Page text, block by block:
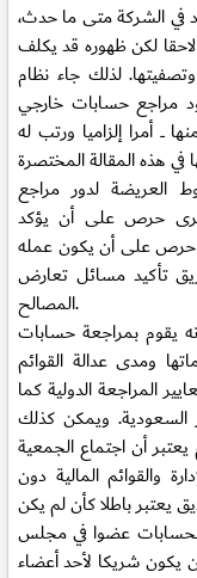
في الشركة متى ما حدث،
لكن ظهوره قد يكلف
لذلك جاء نظام
مراجع حسابات خارجي
ـــ أمرا إلزاميا ورتب له
العريضة لدور مراجع
حرص على أن يؤكد
حرص على أن يكون عمله
تأكيد مسائل تعارض
المصالح.
يقوم بمراجعة حسابات
ومدى عدالة القوائم
المراجعة الدولية كما
السعودية. ويمكن كذلك
أن اجتماع الجمعية
والقوائم المالية دون
عضوا في مجلس
يكون شريكا لأحد أعضاء